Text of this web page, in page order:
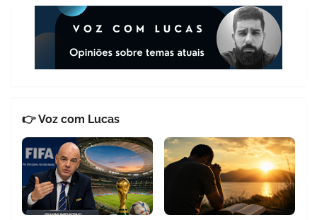
👉 Voz com Lucas